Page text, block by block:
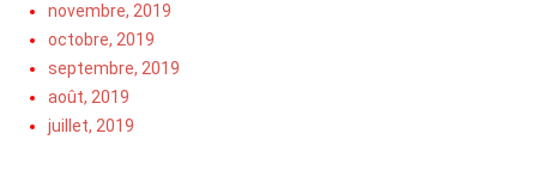
novembre, 2019
octobre, 2019
septembre, 2019
août, 2019
juillet, 2019